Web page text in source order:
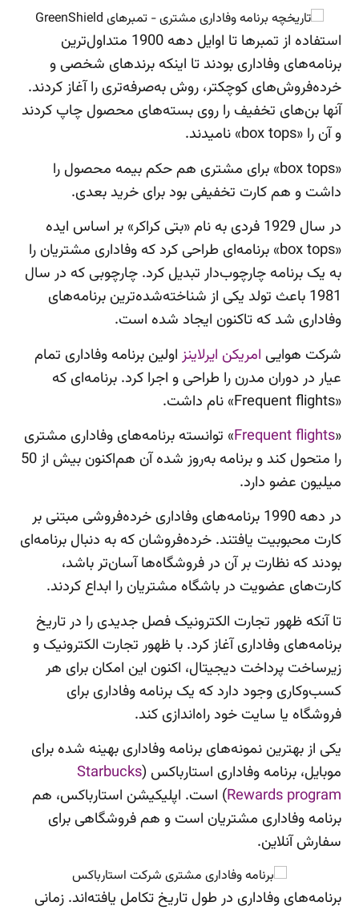
استفاده از تمبرها تا اوایل دهه 1900 متداول‌ترین
برنامه‌های وفاداری بودند تا اینکه برندهای شخصی و
خرده‌فروش‌های کوچکتر، روش به‌صرفه‌تری را آغاز کردند.
آنها بن‌های تخفیف را روی بسته‌های محصول چاپ کردند
و آن را «box tops» نامیدند.
«box tops» برای مشتری هم حکم بیمه محصول را
داشت و هم کارت تخفیفی بود برای خرید بعدی.
در سال 1929 فردی به نام «بتی کراکر» بر اساس ایده
«box tops» برنامه‌ای طراحی کرد که وفاداری مشتریان را
به یک برنامه چارچوب‌دار تبدیل کرد. چارچوبی که در سال
1981 باعث تولد یکی از شناخته‌شده‌ترین برنامه‌های
وفاداری شد که تاکنون ایجاد شده است.
شرکت هوایی امریکن ایرلاینز اولین برنامه وفاداری تمام
عیار در دوران مدرن را طراحی و اجرا کرد. برنامه‌ای که
«Frequent flights» نام داشت.
«
Frequent flights» توانسته برنامه‌های وفاداری مشتری
را متحول کند و برنامه به‌روز شده آن هم‌اکنون بیش از 50
میلیون عضو دارد.
در دهه 1990 برنامه‌های وفاداری خرده‌فروشی مبتنی بر
کارت محبوبیت یافتند. خرده‌فروشان که به دنبال برنامه‌ای
بودند که نظارت بر آن در فروشگاه‌ها آسان‌تر باشد،
کارت‌های عضویت در باشگاه مشتریان را ابداع کردند.
تا آنکه ظهور تجارت الکترونیک فصل جدیدی را در تاریخ
برنامه‌های وفاداری آغاز کرد. با ظهور تجارت الکترونیک و
زیرساخت پرداخت دیجیتال، اکنون این امکان برای هر
کسب‌وکاری وجود دارد که یک برنامه وفاداری برای
فروشگاه یا سایت خود راه‌اندازی کند.
یکی از بهترین نمونه‌های برنامه وفاداری بهینه شده برای
موبایل، برنامه وفاداری استارباکس (Starbucks
Rewards program) است. اپلیکیشن استارباکس، هم
برنامه وفاداری مشتریان است و هم فروشگاهی برای
سفارش آنلاین.
برنامه‌های وفاداری در طول تاریخ تکامل یافته‌اند. زمانی